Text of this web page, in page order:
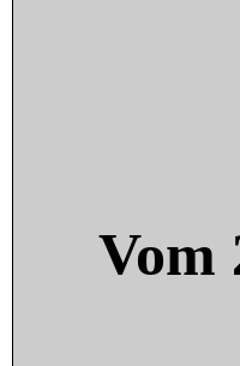
Vom